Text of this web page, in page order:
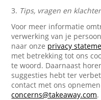
3. Tips, vragen en
Voor meer informatie
verwerking van je
naar onze privacy
met betrekking tot ons
te woord. Daarnaast
suggesties hebt ter
contact met ons
concerns@takeaway.com.